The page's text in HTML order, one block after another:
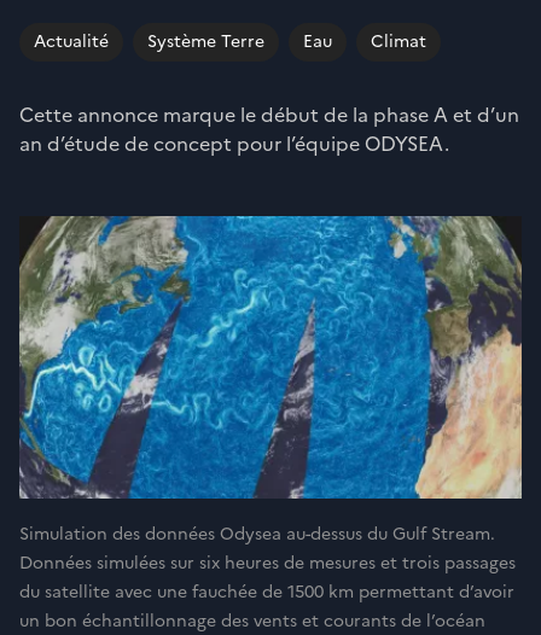
Actualité Système Terre Eau Climat
Cette annonce marque le début de la phase A et d’un
an d’étude de concept pour l’équipe ODYSEA.
Simulation des données Odysea au-dessus du Gulf Stream.
Données simulées sur six heures de mesures et trois passages
du satellite avec une fauchée de 1500 km permettant d’avoir
un bon échantillonnage des vents et courants de l’océan